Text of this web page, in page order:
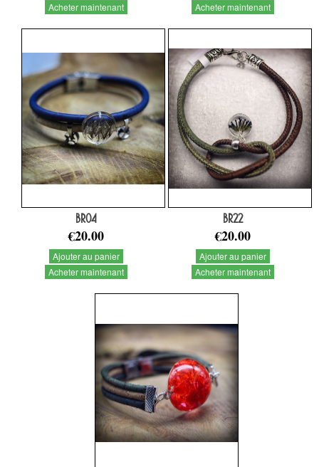
Acheter maintenant
Acheter maintenant
BR04
€20.00
Ajouter au panier
Acheter maintenant
BR22
€20.00
Ajouter au panier
Acheter maintenant